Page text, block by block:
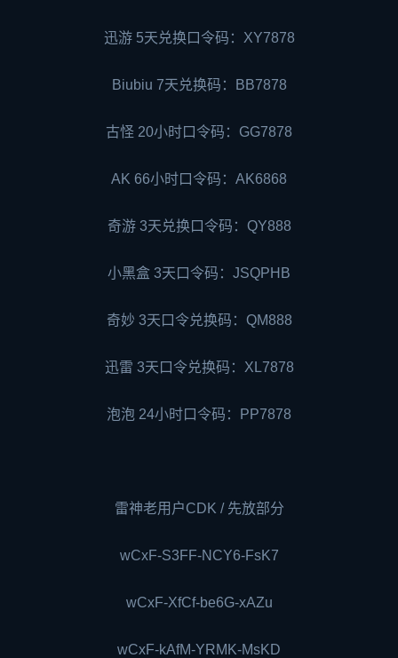
迅游 5天兑换口令码：XY7878
Biubiu 7天兑换码：BB7878
古怪 20小时口令码：GG7878
AK 66小时口令码：AK6868
奇游 3天兑换口令码：QY888
小黑盒 3天口令码：JSQPHB
奇妙 3天口令兑换码：QM888
迅雷 3天口令兑换码：XL7878
泡泡 24小时口令码：PP7878
雷神老用户CDK / 先放部分
wCxF-S3FF-NCY6-FsK7
wCxF-XfCf-be6G-xAZu
wCxF-kAfM-YRMK-MsKD